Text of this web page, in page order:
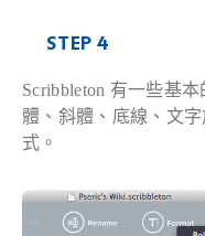
STEP 4
Scribbleton 有一些基
體、斜體、底線、文
式。